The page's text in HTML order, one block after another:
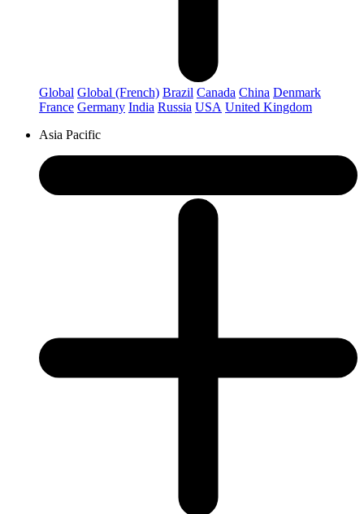
Global Global (French) Brazil Canada China Denmark
France Germany India Russia USA United Kingdom
Asia Pacific